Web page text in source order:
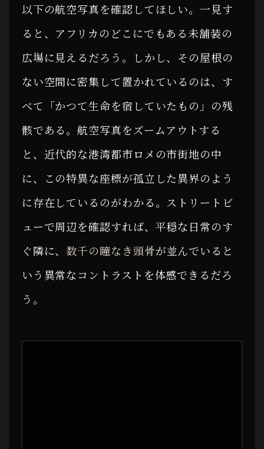
以下の航空写真を確認してほしい。一見す
ると、アフリカのどこにでもある未舗装の
広場に見えるだろう。しかし、その屋根の
ない空間に密集して置かれているのは、す
べて「かつて生命を宿していたもの」の残
骸である。航空写真をズームアウトする
と、近代的な港湾都市ロメの市街地の中
に、この特異な座標が孤立した異界のよう
に存在しているのがわかる。ストリートビ
ューで周辺を確認すれば、平穏な日常のす
ぐ隣に、 数千の瞳なき頭骨が並んでいると
いう異常なコントラストを体感できるだろ
う。